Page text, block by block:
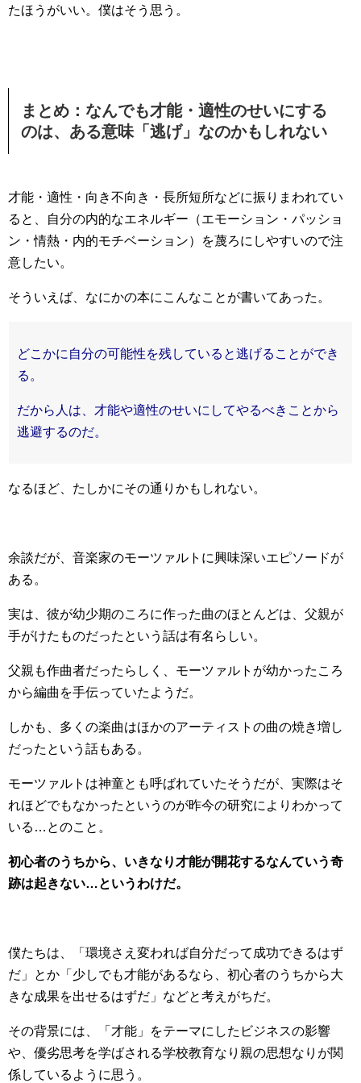
たほうがいい。僕はそう思う。
まとめ：なんでも才能・適性のせいにする
のは、ある意味「逃げ」なのかもしれない
才能・適性・向き不向き・長所短所などに振りまわれてい
ると、自分の内的なエネルギー（エモーション・パッショ
ン・情熱・内的モチベーション）を蔑ろにしやすいので注
意したい。
そういえば、なにかの本にこんなことが書いてあった。
どこかに自分の可能性を残していると逃げることができ
る。
だから人は、才能や適性のせいにしてやるべきことから
逃避するのだ。
なるほど、たしかにその通りかもしれない。
余談だが、音楽家のモーツァルトに興味深いエピソードが
ある。
実は、彼が幼少期のころに作った曲のほとんどは、父親が
手がけたものだったという話は有名らしい。
父親も作曲者だったらしく、モーツァルトが幼かったころ
から編曲を手伝っていたようだ。
しかも、多くの楽曲はほかのアーティストの曲の焼き増し
だったという話もある。
モーツァルトは神童とも呼ばれていたそうだが、実際はそ
れほどでもなかったというのが昨今の研究によりわかって
いる…とのこと。
初心者のうちから、いきなり才能が開花するなんていう奇
跡は起きない…というわけだ。
僕たちは、「環境さえ変われば自分だって成功できるはず
だ」とか「少しでも才能があるなら、初心者のうちから大
きな成果を出せるはずだ」などと考えがちだ。
その背景には、「才能」をテーマにしたビジネスの影響
や、優劣思考を学ばされる学校教育なり親の思想なりが関
係しているように思う。